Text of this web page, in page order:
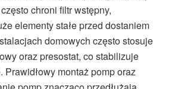
chroni filtr wstępny,
elementy stałe przed dostaniem
domowych często stosuje
oraz presostat, co stabilizuje
Prawidłowy montaż pomp oraz